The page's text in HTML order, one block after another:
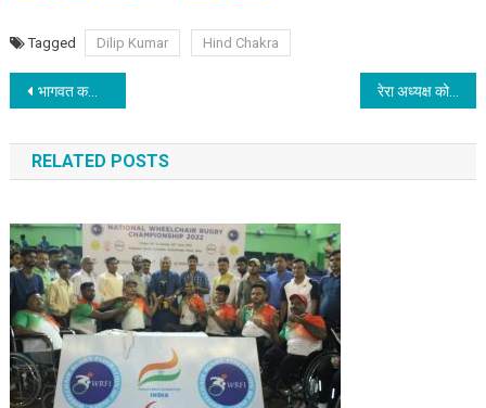
Tagged Dilip Kumar Hind Chakra
Post navigation
भागवत कथा भी किस्मत वाले ही सुनने है – ज्योति सोनी रेरा अध्यक्ष को अखिल भारतीय ग्राहक पंचायत द्वारा प्रतिवेदन सौंपा गया
RELATED POSTS